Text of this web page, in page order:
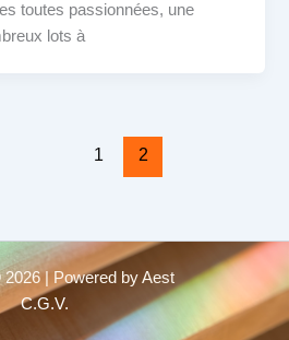
toutes passionnées, une
lots à
1 2
| Powered by Aest
C.G.V.